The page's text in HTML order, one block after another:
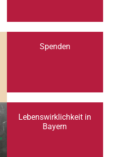
Spenden
Lebenswirklichkeit in
Bayern